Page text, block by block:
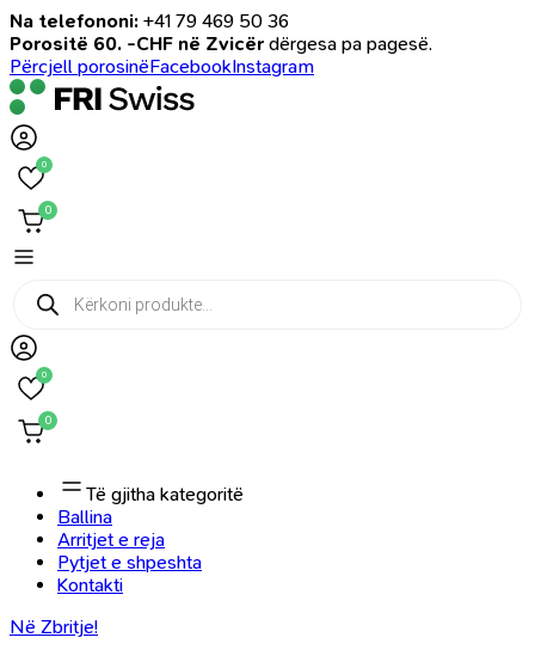
Na telefononi: +41 79 469 50 36
Porositë 60. -CHF në Zvicër dërgesa pa pagesë.
Përcjell porosinëFacebookInstagram
0
0
Products
search
0
0
Të gjitha kategoritë
Ballina
Arritjet e reja
Pytjet e shpeshta
Kontakti
Në Zbritje!